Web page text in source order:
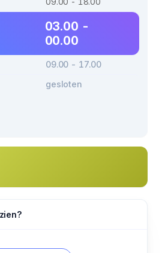
03.00 -
00.00
09.00 - 17.00
gesloten